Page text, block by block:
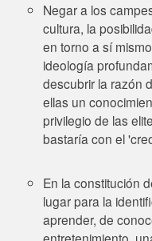
Negar a los
cultura, la
en torno a sí
ideología
descubrir la razón
ellas un
privilegio de las
bastaría con el
En la constitución
lugar para la
aprender, de
entretenimiento,